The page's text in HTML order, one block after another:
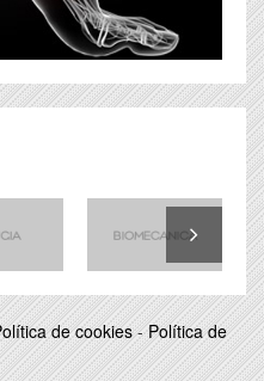
de cookies - Política de